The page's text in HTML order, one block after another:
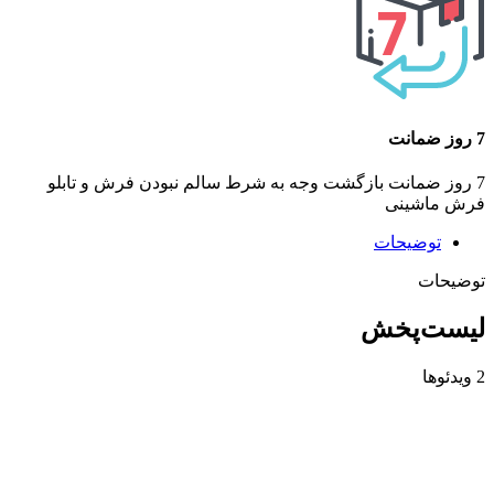
7 روز ضمانت
7 روز ضمانت بازگشت وجه به شرط سالم نبودن فرش و تابلو
فرش ماشینی
توضیحات
توضیحات
لیست‌پخش